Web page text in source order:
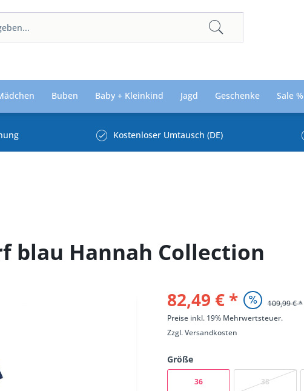
Buben Baby + Kleinkind Jagd Geschenke Sale %
Kostenloser Umtausch (DE)
blau Hannah Collection
82,49 € * 109,99 € *
Preise inkl. 19% Mehrwertsteuer.
Zzgl.Versandkosten
Größe
36 38